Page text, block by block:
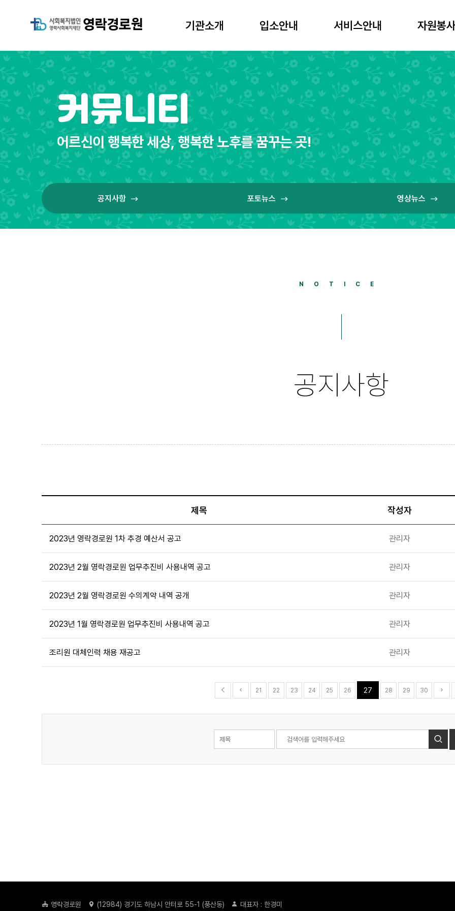
기관소개
입소안내
서비스안내
자원봉
커뮤니티
어르신이 행복한 세상, 행복한 노후를 꿈꾸는 곳!
공지사항 포토뉴스 영상뉴스
NOTICE
공지사항
제목 작성자
2023년 영락경로원 1차 추경 예산서 공고 관리자
2023년 2월 영락경로원 업무추진비 사용내역 공고 관리자
2023년 2월 영락경로원 수의계약 내역 공개 관리자
2023년 1월 영락경로원 업무추진비 사용내역 공고 관리자
조리원 대체인력 채용 재공고 관리자
21 22 23 24 25 26 27 28 29 30
영락경로원 (12984) 경기도 하남시 안터로 55-1 (풍산동) 대표자 : 한경미